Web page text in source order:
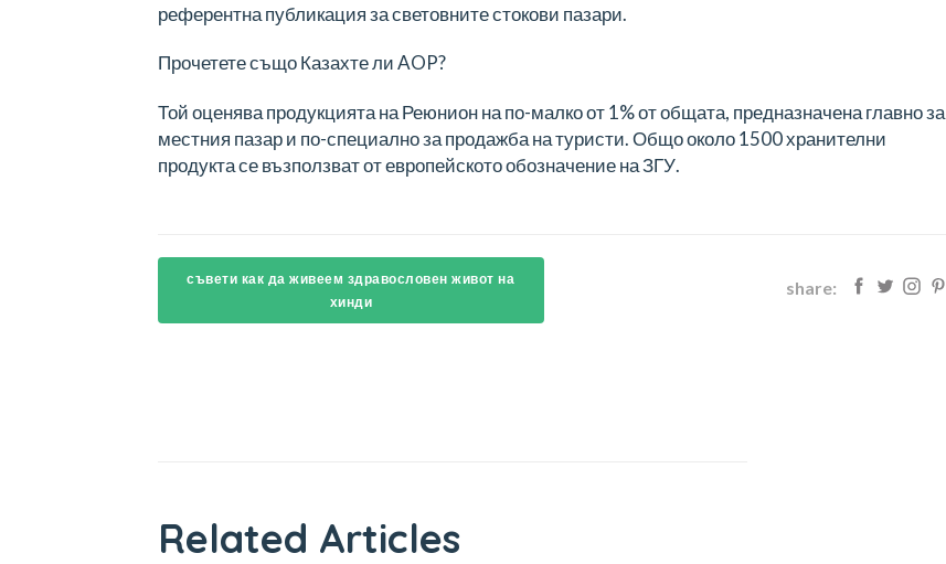
референтна публикация за световните стокови пазари.
Прочетете също Казахте ли AOP?
Той оценява продукцията на Реюнион на по-малко от 1% от общата, предназначена главно за
местния пазар и по-специално за продажба на туристи. Общо около 1500 хранителни
продукта се възползват от европейското обозначение на ЗГУ.
съвети как да живеем здравословен живот на
хинди
share:
Related Articles